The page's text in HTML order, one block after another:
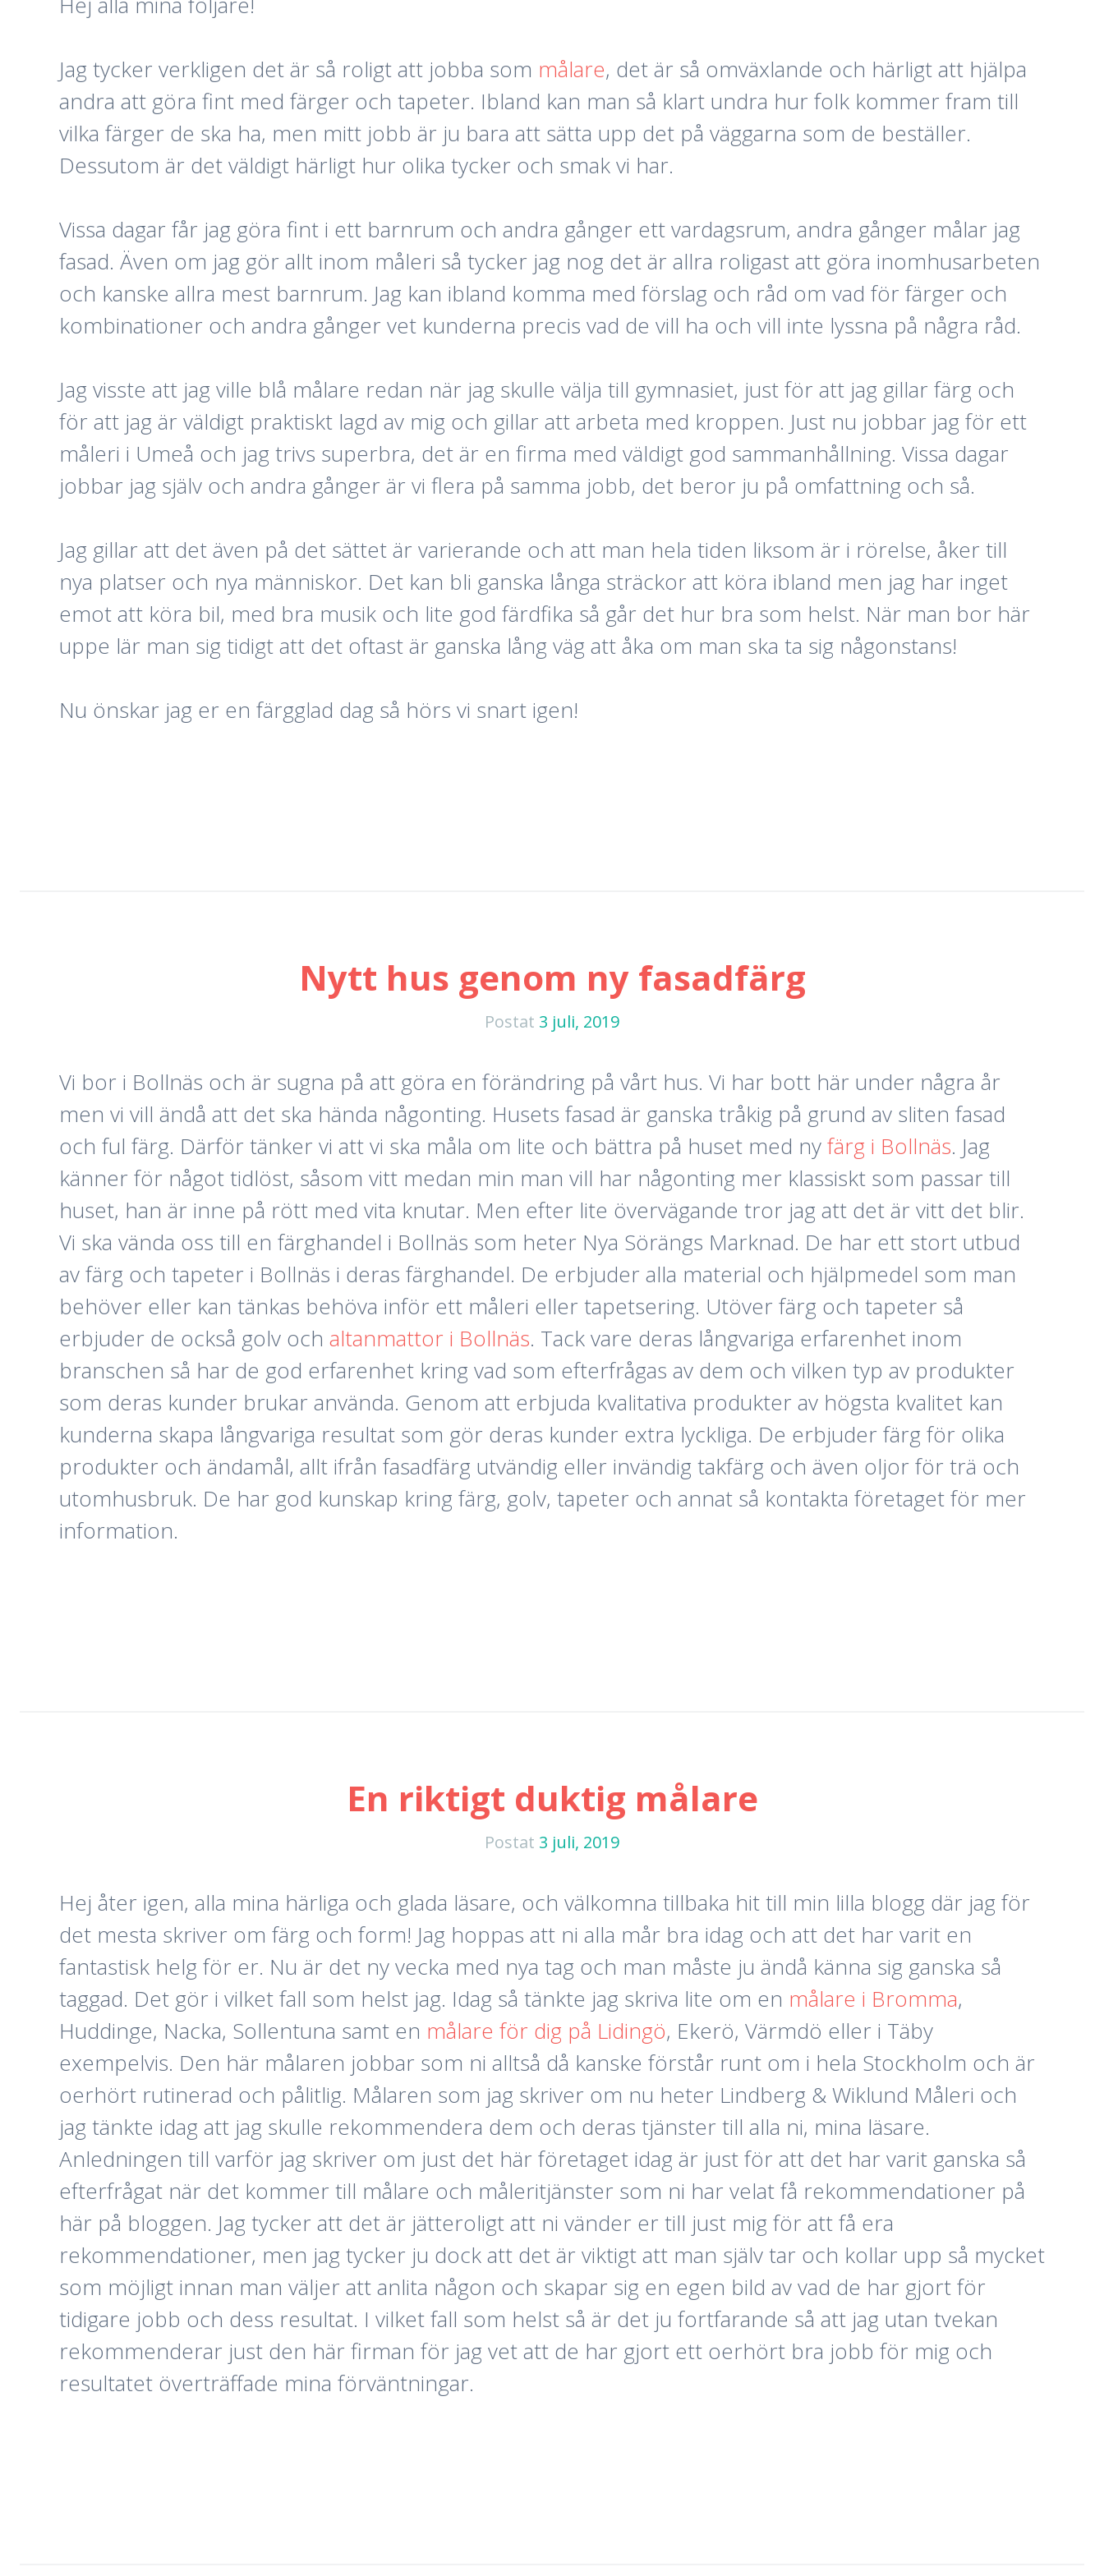
Jag tycker verkligen det är så roligt att jobba som målare, det är så omväxlande och härligt att hjälpa
andra att göra fint med färger och tapeter. Ibland kan man så klart undra hur folk kommer fram till
vilka färger de ska ha, men mitt jobb är ju bara att sätta upp det på väggarna som de beställer.
Dessutom är det väldigt härligt hur olika tycker och smak vi har.
Vissa dagar får jag göra fint i ett barnrum och andra gånger ett vardagsrum, andra gånger målar jag
fasad. Även om jag gör allt inom måleri så tycker jag nog det är allra roligast att göra inomhusarbeten
och kanske allra mest barnrum. Jag kan ibland komma med förslag och råd om vad för färger och
kombinationer och andra gånger vet kunderna precis vad de vill ha och vill inte lyssna på några råd.
Jag visste att jag ville blå målare redan när jag skulle välja till gymnasiet, just för att jag gillar färg och
för att jag är väldigt praktiskt lagd av mig och gillar att arbeta med kroppen. Just nu jobbar jag för ett
måleri i Umeå och jag trivs superbra, det är en firma med väldigt god sammanhållning. Vissa dagar
jobbar jag själv och andra gånger är vi flera på samma jobb, det beror ju på omfattning och så.
Jag gillar att det även på det sättet är varierande och att man hela tiden liksom är i rörelse, åker till
nya platser och nya människor. Det kan bli ganska långa sträckor att köra ibland men jag har inget
emot att köra bil, med bra musik och lite god färdfika så går det hur bra som helst. När man bor här
uppe lär man sig tidigt att det oftast är ganska lång väg att åka om man ska ta sig någonstans!
Nu önskar jag er en färgglad dag så hörs vi snart igen!
Nytt hus genom ny fasadfärg
Postat 3 juli, 2019
Vi bor i Bollnäs och är sugna på att göra en förändring på vårt hus. Vi har bott här under några år
men vi vill ändå att det ska hända någonting. Husets fasad är ganska tråkig på grund av sliten fasad
och ful färg. Därför tänker vi att vi ska måla om lite och bättra på huset med nyfärg i Bollnäs. Jag
känner för något tidlöst, såsom vitt medan min man vill har någonting mer klassiskt som passar till
huset, han är inne på rött med vita knutar. Men efter lite övervägande tror jag att det är vitt det blir.
Vi ska vända oss till en färghandel i Bollnäs som heter Nya Sörängs Marknad. De har ett stort utbud
av färg och tapeter i Bollnäs i deras färghandel. De erbjuder alla material och hjälpmedel som man
behöver eller kan tänkas behöva inför ett måleri eller tapetsering. Utöver färg och tapeter så
erbjuder de också golv och altanmattor i Bollnäs. Tack vare deras långvariga erfarenhet inom
branschen så har de god erfarenhet kring vad som efterfrågas av dem och vilken typ av produkter
som deras kunder brukar använda. Genom att erbjuda kvalitativa produkter av högsta kvalitet kan
kunderna skapa långvariga resultat som gör deras kunder extra lyckliga. De erbjuder färg för olika
produkter och ändamål, allt ifrån fasadfärg utvändig eller invändig takfärg och även oljor för trä och
utomhusbruk. De har god kunskap kring färg, golv, tapeter och annat så kontakta företaget för mer
information.
En riktigt duktig målare
Postat 3 juli, 2019
Hej åter igen, alla mina härliga och glada läsare, och välkomna tillbaka hit till min lilla blogg där jag för
det mesta skriver om färg och form! Jag hoppas att ni alla mår bra idag och att det har varit en
fantastisk helg för er. Nu är det ny vecka med nya tag och man måste ju ändå känna sig ganska så
taggad. Det gör i vilket fall som helst jag. Idag så tänkte jag skriva lite om en målare i Bromma,
Huddinge, Nacka, Sollentuna samt en målare för dig på Lidingö, Ekerö, Värmdö eller i Täby
exempelvis. Den här målaren jobbar som ni alltså då kanske förstår runt om i hela Stockholm och är
oerhört rutinerad och pålitlig. Målaren som jag skriver om nu heter Lindberg & Wiklund Måleri och
jag tänkte idag att jag skulle rekommendera dem och deras tjänster till alla ni, mina läsare.
Anledningen till varför jag skriver om just det här företaget idag är just för att det har varit ganska så
efterfrågat när det kommer till målare och måleritjänster som ni har velat få rekommendationer på
här på bloggen. Jag tycker att det är jätteroligt att ni vänder er till just mig för att få era
rekommendationer, men jag tycker ju dock att det är viktigt att man själv tar och kollar upp så mycket
som möjligt innan man väljer att anlita någon och skapar sig en egen bild av vad de har gjort för
tidigare jobb och dess resultat. I vilket fall som helst så är det ju fortfarande så att jag utan tvekan
rekommenderar just den här firman för jag vet att de har gjort ett oerhört bra jobb för mig och
resultatet överträffade mina förväntningar.